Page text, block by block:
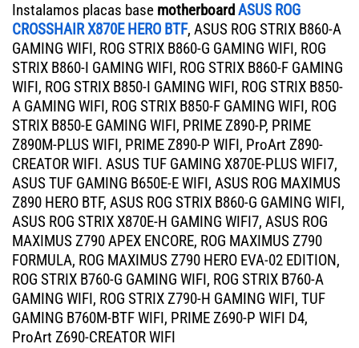
Instalamos placas base motherboardASUS ROG
CROSSHAIR X870E HERO BTF, ASUS ROG STRIX B860-A
GAMING WIFI, ROG STRIX B860-G GAMING WIFI, ROG
STRIX B860-I GAMING WIFI, ROG STRIX B860-F GAMING
WIFI, ROG STRIX B850-I GAMING WIFI, ROG STRIX B850-
A GAMING WIFI, ROG STRIX B850-F GAMING WIFI, ROG
STRIX B850-E GAMING WIFI, PRIME Z890-P, PRIME
Z890M-PLUS WIFI, PRIME Z890-P WIFI, ProArt Z890-
CREATOR WIFI. ASUS TUF GAMING X870E-PLUS WIFI7,
ASUS TUF GAMING B650E-E WIFI, ASUS ROG MAXIMUS
Z890 HERO BTF, ASUS ROG STRIX B860-G GAMING WIFI,
ASUS ROG STRIX X870E-H GAMING WIFI7, ASUS ROG
MAXIMUS Z790 APEX ENCORE, ROG MAXIMUS Z790
FORMULA, ROG MAXIMUS Z790 HERO EVA-02 EDITION,
ROG STRIX B760-G GAMING WIFI, ROG STRIX B760-A
GAMING WIFI, ROG STRIX Z790-H GAMING WIFI, TUF
GAMING B760M-BTF WIFI, PRIME Z690-P WIFI D4,
ProArt Z690-CREATOR WIFI